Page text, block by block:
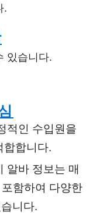
.
있습니다.
적인 수입원을
합합니다.
알바 정보는 매
함하여 다양한
니다.